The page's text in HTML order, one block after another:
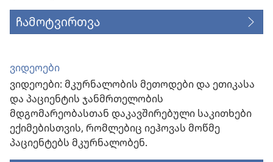
ჩამოტვირთვა
ვიდეოები
ვიდეოები: მკურნალობის მეთოდები და ეთიკასა
და პაციენტის ჯანმრთელობის
მდგომარეობასთან დაკავშირებული საკითხები
ექიმებისთვის, რომლებიც იეჰოვას მოწმე
პაციენტებს მკურნალობენ.